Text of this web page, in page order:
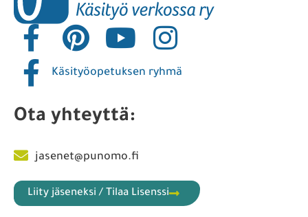
Käsityöopetuksen ryhmä
Ota yhteyttä:
jasenet@punomo.fi
Liity jäseneksi / Tilaa Lisenssi